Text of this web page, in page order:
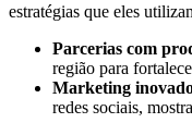
estratégias que eles
Parcerias com
região para
Marketing
redes sociais,